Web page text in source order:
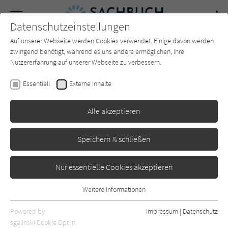
SUCHE Forum Charts Newsletter
Fensterbilder malen mit dem
Kreidemarker
Edition Michael Fischer Erschienen: Dezember 2021 0
Datenschutzeinstellungen
Auf unserer Webseite werden Cookies verwendet. Einige davon werden
zwingend benötigt, während es uns andere ermöglichen, Ihre
Nutzererfahrung auf unserer Webseite zu verbessern.
Essentiell Externe Inhalte
Alle akzeptieren
Speichern & schließen
Nur essentielle Cookies akzeptieren
Essentielle Cookies werden für grundlegende Funktionen der
Webseite benötigt. Dadurch ist gewährleistet, dass die Webseite
Weitere Informationen
Powered by
sgalinski Cookie Opt In
Impressum | Datenschutz